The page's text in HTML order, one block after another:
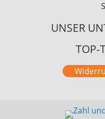
UNSER
TOP-